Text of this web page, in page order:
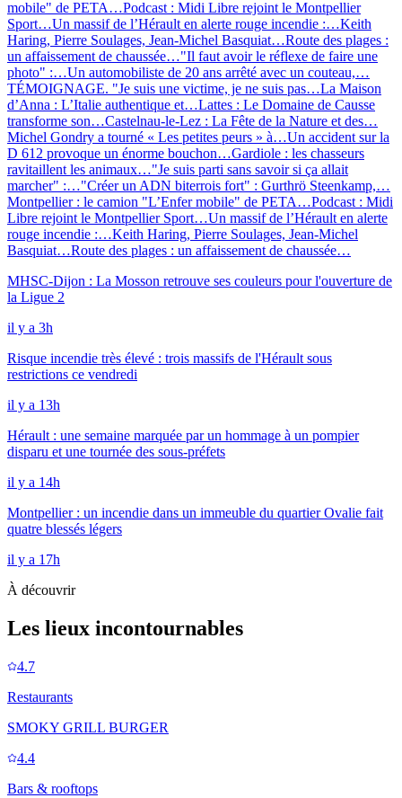
mobile" de PETA…Podcast : Midi Libre rejoint le Montpellier
Sport…Un massif de l’Hérault en alerte rouge incendie :…Keith
Haring, Pierre Soulages, Jean-Michel Basquiat…Route des plages :
un affaissement de chaussée…"Il faut avoir le réflexe de faire une
photo" :…Un automobiliste de 20 ans arrêté avec un couteau,…
TÉMOIGNAGE. "Je suis une victime, je ne suis pas…La Maison
d’Anna : L’Italie authentique et…Lattes : Le Domaine de Causse
transforme son…Castelnau-le-Lez : La Fête de la Nature et des…
Michel Gondry a tourné « Les petites peurs » à…Un accident sur la
D 612 provoque un énorme bouchon…Gardiole : les chasseurs
ravitaillent les animaux…"Je suis parti sans savoir si ça allait
marcher" :…"Créer un ADN biterrois fort" : Gurthrö Steenkamp,…
Montpellier : le camion "L’Enfer mobile" de PETA…Podcast : Midi
Libre rejoint le Montpellier Sport…Un massif de l’Hérault en alerte
rouge incendie :…Keith Haring, Pierre Soulages, Jean-Michel
Basquiat…Route des plages : un affaissement de chaussée…
MHSC-Dijon : La Mosson retrouve ses couleurs pour l'ouverture de
la Ligue 2
il y a 3h
Risque incendie très élevé : trois massifs de l'Hérault sous
restrictions ce vendredi
il y a 13h
Hérault : une semaine marquée par un hommage à un pompier
disparu et une tournée des sous-préfets
il y a 14h
Montpellier : un incendie dans un immeuble du quartier Ovalie fait
quatre blessés légers
il y a 17h
À découvrir
Les lieux incontournables
4.7
Restaurants
SMOKY GRILL BURGER
4.4
Bars & rooftops